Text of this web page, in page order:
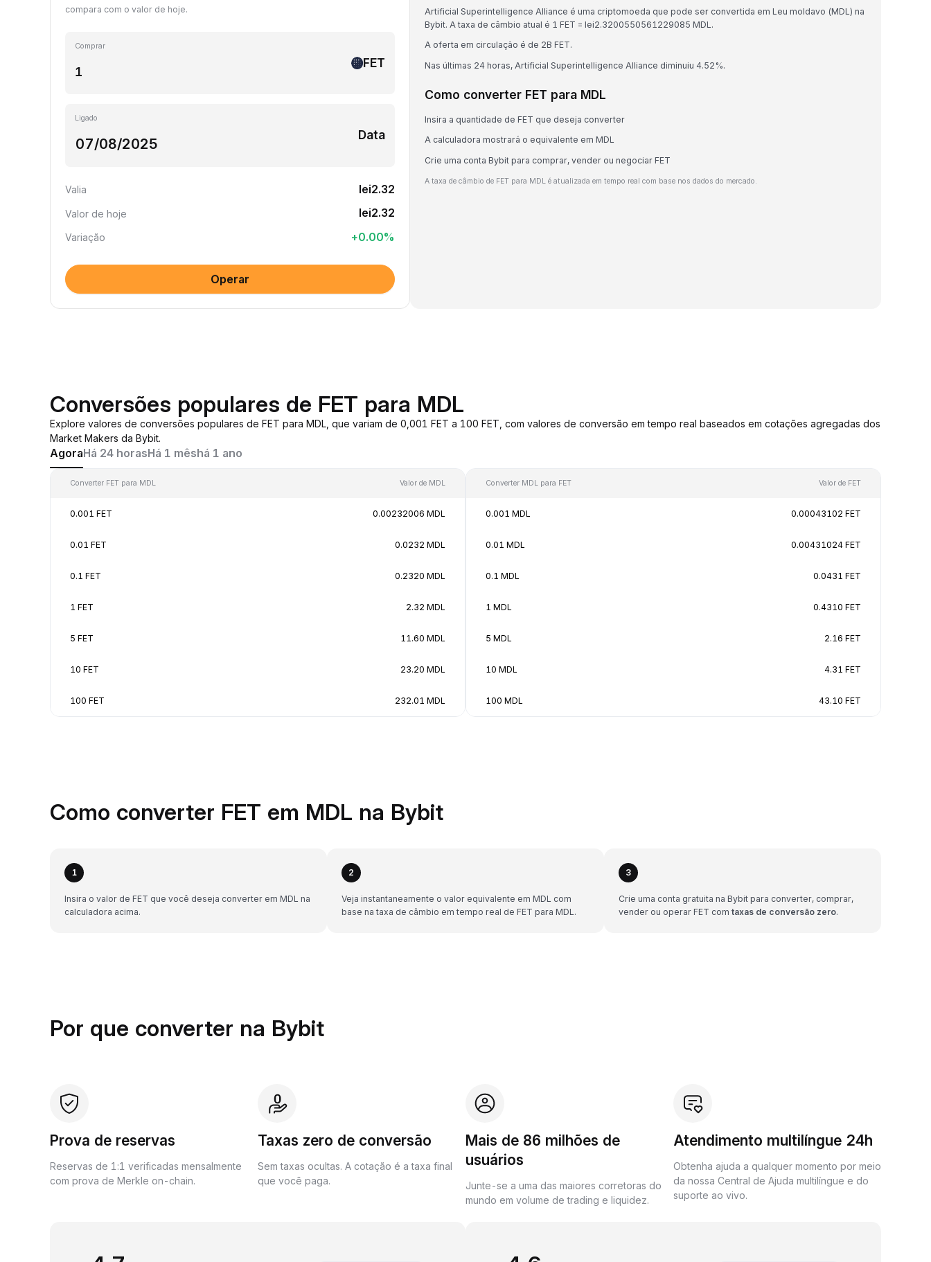
compara com o valor de hoje.
Comprar
FET
Ligado
Data
Valia lei2.32
Valor de hoje lei2.32
Variação +0.00%
Operar
Artificial Superintelligence Alliance é uma criptomoeda que pode ser convertida em Leu moldavo (MDL) na
Bybit. A taxa de câmbio atual é 1 FET = lei2.3200550561229085 MDL.
A oferta em circulação é de 2B FET.
Nas últimas 24 horas, Artificial Superintelligence Alliance diminuiu 4.52%.
Como converter FET para MDL
Insira a quantidade de FET que deseja converter
A calculadora mostrará o equivalente em MDL
Crie uma conta Bybit para comprar, vender ou negociar FET
A taxa de câmbio de FET para MDL é atualizada em tempo real com base nos dados do mercado.
Conversões populares de FET para MDL
Explore valores de conversões populares de FET para MDL, que variam de 0,001 FET a 100 FET, com valores de conversão em tempo real baseados em cotações agregadas dos
Market Makers da Bybit.
AgoraHá 24 horasHá 1 mêshá 1 ano
Converter FET para MDL Valor de MDL
0.001 FET 0.00232006 MDL
0.01 FET 0.0232 MDL
0.1 FET 0.2320 MDL
1 FET 2.32 MDL
5 FET 11.60 MDL
10 FET 23.20 MDL
100 FET 232.01 MDL
Converter MDL para FET Valor de FET
0.001 MDL 0.00043102 FET
0.01 MDL 0.00431024 FET
0.1 MDL 0.0431 FET
1 MDL 0.4310 FET
5 MDL 2.16 FET
10 MDL 4.31 FET
100 MDL 43.10 FET
Como converter FET em MDL na Bybit
1
Insira o valor de FET que você deseja converter em MDL na
calculadora acima.
2
Veja instantaneamente o valor equivalente em MDL com
base na taxa de câmbio em tempo real de FET para MDL.
3
Crie uma conta gratuita na Bybit para converter, comprar,
vender ou operar FET com taxas de conversão zero.
Por que converter na Bybit
Prova de reservas
Reservas de 1:1 verificadas mensalmente
com prova de Merkle on-chain.
Taxas zero de conversão
Sem taxas ocultas. A cotação é a taxa final
que você paga.
Mais de 86 milhões de
usuários
Junte-se a uma das maiores corretoras do
mundo em volume de trading e liquidez.
Atendimento multilíngue 24h
Obtenha ajuda a qualquer momento por meio
da nossa Central de Ajuda multilíngue e do
suporte ao vivo.